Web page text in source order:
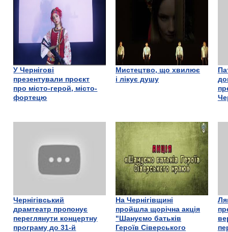
У Чернігові
презентували проєкт
про місто-герой, місто-
фортецю
Мистецтво, що хвилює
і лікує душу
Чернігівський
драмтеатр пропонує
переглянути концертну
програму до 31-й
На Чернігівщині
пройшла щорічна акція
"Шануємо батьків
Героїв Сіверського